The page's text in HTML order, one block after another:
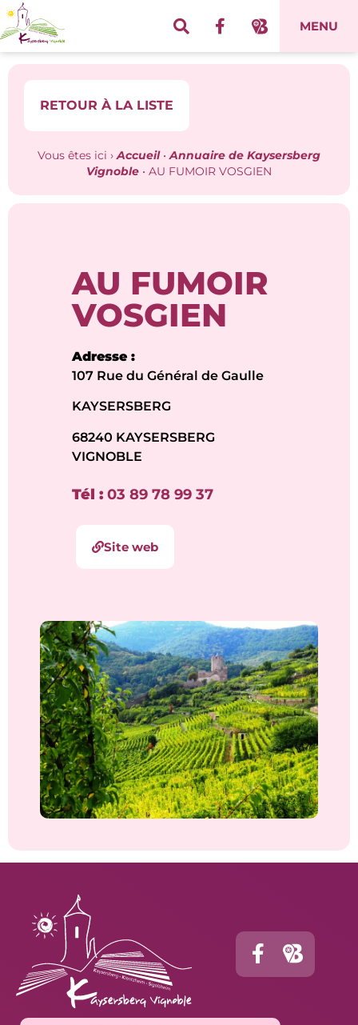
MENU
RETOUR À LA LISTE
Vous êtes ici › Accueil• Annuaire de Kaysersberg
Vignoble • AU FUMOIR VOSGIEN
AU FUMOIR
VOSGIEN
Adresse :
107 Rue du Général de Gaulle
KAYSERSBERG
68240 KAYSERSBERG
VIGNOBLE
Tél : 03 89 78 99 37
Site web
Panneau de gestion des cookies